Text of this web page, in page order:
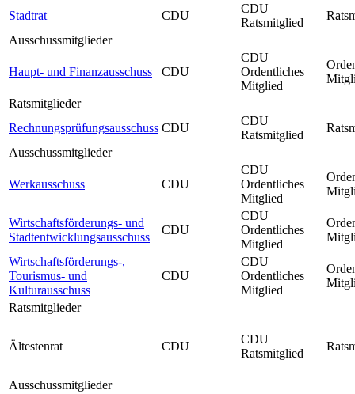
Stadtrat CDU
CDU
Ratsmitglied
Ausschussmitglieder
Haupt- und Finanzausschuss CDU
CDU
Ordentliches
Mitglied
Ratsmitglieder
Rechnungsprüfungsausschuss CDU
CDU
Ratsmitglied
Ausschussmitglieder
Werkausschuss CDU
CDU
Ordentliches
Mitglied
Wirtschaftsförderungs- und
Stadtentwicklungsausschuss
CDU
CDU
Ordentliches
Mitglied
Wirtschaftsförderungs-,
Tourismus- und
Kulturausschuss
CDU
CDU
Ordentliches
Mitglied
Ratsmitglieder
Ältestenrat CDU
CDU
Ratsmitglied
Ausschussmitglieder